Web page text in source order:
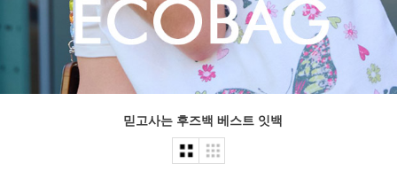
믿고사는 후즈백 베스트 잇백